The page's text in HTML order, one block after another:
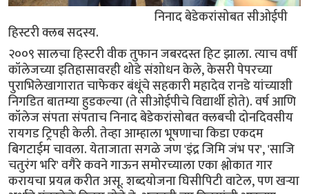
निनाद बेडेकरांसोबत सीओईपी
हिस्टरी क्लब सदस्य.
२००९ सालचा हिस्टरी वीक तुफान जबरदस्त हिट झाला. त्याच वर्षी
कॉलेजच्या इतिहासावरही थोडे संशोधन केले, केसरी पेपरच्या
पुराभिलेखागारात चाफेकर बंधूंचे सहकारी महादेव रानडे यांच्याशी
निगडित बातम्या हुडकल्या (ते सीओईपीचे विद्यार्थी होते). वर्ष आणि
कॉलेज संपता संपताच निनाद बेडेकरांसोबत क्लबची दोनदिवसीय
रायगड ट्रिपही केली. तेव्हा आम्हाला भूषणाचा किडा एकदम
बिगटाईम चावला. येताजाता सगळे जण 'इंद्र जिमि जंभ पर', 'साजि
चतुरंग भरि' वगैरे कवने गाऊन समोरच्याला एका श्लोकात गार
करायचा प्रयत्न करीत असू. शब्दयोजना घिसीपिटी वाटेल, पण खर्‍या